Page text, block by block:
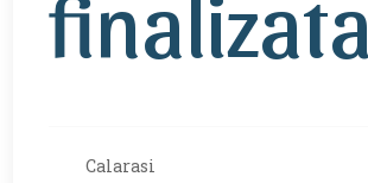
finalizata
Calarasi